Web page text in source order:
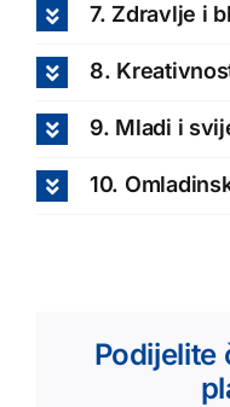
7. Zdravlje i
8.
9. Mladi i
10.
Podijelite